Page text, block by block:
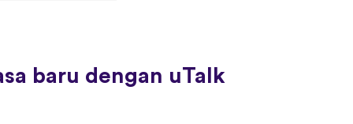
baru dengan uTalk